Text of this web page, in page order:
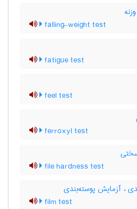
falling-weight test
fatigue test
feel test
ferroxyl test
file hardness test
، آزمایش پوسته‌بندی
film test